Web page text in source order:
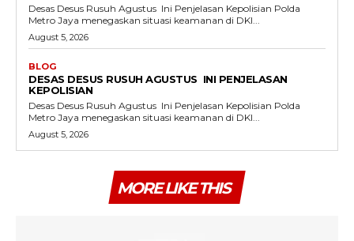
Desas Desus Rusuh Agustus Ini Penjelasan Kepolisian Polda
Metro Jaya menegaskan situasi keamanan di DKI...
August 5, 2026
BLOG
DESAS DESUS RUSUH AGUSTUS INI PENJELASAN
KEPOLISIAN
Desas Desus Rusuh Agustus Ini Penjelasan Kepolisian Polda
Metro Jaya menegaskan situasi keamanan di DKI...
August 5, 2026
MORE LIKE THIS